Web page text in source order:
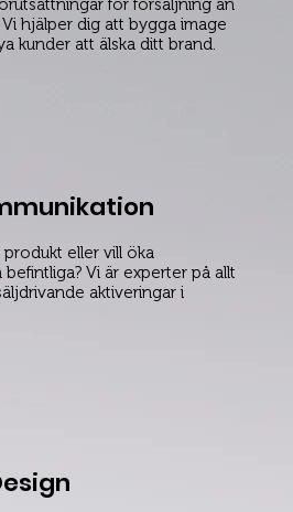
för försäljning än
hjälper dig att bygga image
kunder att älska ditt brand.
produkt eller vill öka
Vi är experter på allt
aktiveringar i